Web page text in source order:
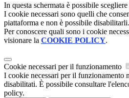
In questa schermata è possibile
I cookie necessari sono quelli che
piattaforma e non è possibile disabilitarli.
Per conoscere quali sono i cookie
visionare la COOKIE POLICY.
Cookie necessari per il funzionamento
I cookie necessari per il funzionamento
disabilitati. È possibile consultare
policy.